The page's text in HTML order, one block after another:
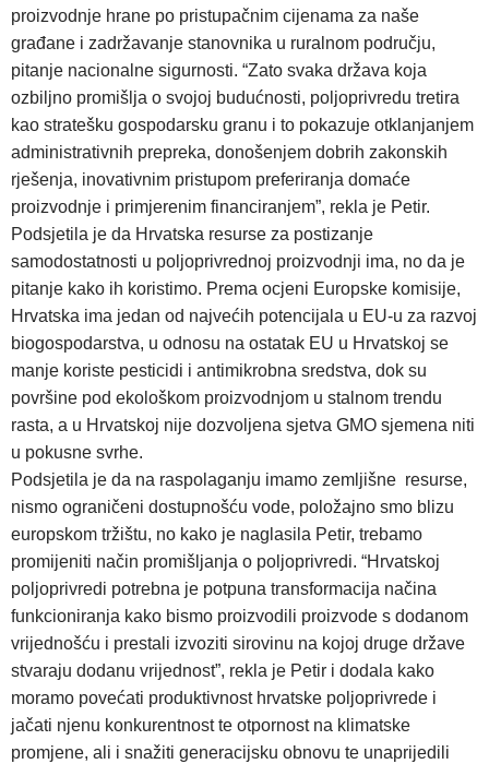
proizvodnje hrane po pristupačnim cijenama za naše
građane i zadržavanje stanovnika u ruralnom području,
pitanje nacionalne sigurnosti. “Zato svaka država koja
ozbiljno promišlja o svojoj budućnosti, poljoprivredu tretira
kao stratešku gospodarsku granu i to pokazuje otklanjanjem
administrativnih prepreka, donošenjem dobrih zakonskih
rješenja, inovativnim pristupom preferiranja domaće
proizvodnje i primjerenim financiranjem”, rekla je Petir.
Podsjetila je da Hrvatska resurse za postizanje
samodostatnosti u poljoprivrednoj proizvodnji ima, no da je
pitanje kako ih koristimo. Prema ocjeni Europske komisije,
Hrvatska ima jedan od najvećih potencijala u EU-u za razvoj
biogospodarstva, u odnosu na ostatak EU u Hrvatskoj se
manje koriste pesticidi i antimikrobna sredstva, dok su
površine pod ekološkom proizvodnjom u stalnom trendu
rasta, a u Hrvatskoj nije dozvoljena sjetva GMO sjemena niti
u pokusne svrhe.
Podsjetila je da na raspolaganju imamo zemljišne resurse,
nismo ograničeni dostupnošću vode, položajno smo blizu
europskom tržištu, no kako je naglasila Petir, trebamo
promijeniti način promišljanja o poljoprivredi. “Hrvatskoj
poljoprivredi potrebna je potpuna transformacija načina
funkcioniranja kako bismo proizvodili proizvode s dodanom
vrijednošću i prestali izvoziti sirovinu na kojoj druge države
stvaraju dodanu vrijednost”, rekla je Petir i dodala kako
moramo povećati produktivnost hrvatske poljoprivrede i
jačati njenu konkurentnost te otpornost na klimatske
promjene, ali i snažiti generacijsku obnovu te unaprijedili